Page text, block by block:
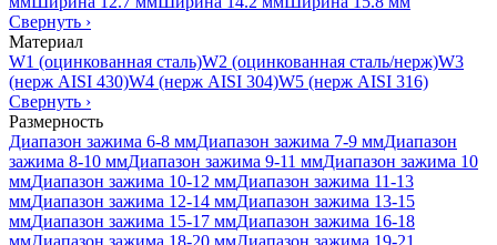
Свернуть ›
Материал
W1 (оцинкованная сталь)W2 (оцинкованная сталь/нерж)W3
(нерж AISI 430)W4 (нерж AISI 304)W5 (нерж AISI 316)
Свернуть ›
Размерность
Диапазон зажима 6-8 ммДиапазон зажима 7-9 ммДиапазон
зажима 8-10 ммДиапазон зажима 9-11 ммДиапазон зажима 10
ммДиапазон зажима 10-12 ммДиапазон зажима 11-13
ммДиапазон зажима 12-14 ммДиапазон зажима 13-15
ммДиапазон зажима 15-17 ммДиапазон зажима 16-18
ммДиапазон зажима 18-20 ммДиапазон зажима 19-21